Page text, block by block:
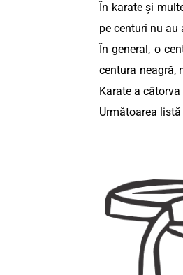
În karate și
pe centuri nu au
În general, o
centura neagră,
Karate a
Următoarea